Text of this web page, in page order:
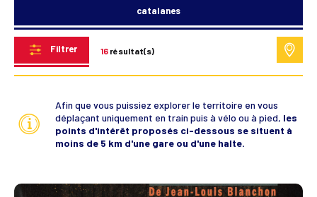
catalanes
Filtrer 16 résultat(s)
Afin que vous puissiez explorer le territoire en vous
déplaçant uniquement en train puis à vélo ou à pied, les
points d'intérêt proposés ci-dessous se situent à
moins de 5 km d'une gare ou d'une halte.